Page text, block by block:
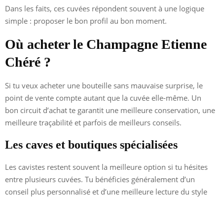
Dans les faits, ces cuvées répondent souvent à une logique
simple : proposer le bon profil au bon moment.
Où acheter le Champagne Etienne
Chéré ?
Si tu veux acheter une bouteille sans mauvaise surprise, le
point de vente compte autant que la cuvée elle-même. Un
bon circuit d’achat te garantit une meilleure conservation, une
meilleure traçabilité et parfois de meilleurs conseils.
Les caves et boutiques spécialisées
Les cavistes restent souvent la meilleure option si tu hésites
entre plusieurs cuvées. Tu bénéficies généralement d’un
conseil plus personnalisé et d’une meilleure lecture du style